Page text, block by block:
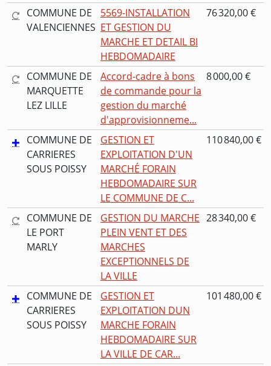
COMMUNE DE
VALENCIENNES
5569-INSTALLATION
ET GESTION DU
MARCHE ET DETAIL BI
HEBDOMADAIRE
76 320,00 €
COMMUNE DE
MARQUETTE
LEZ LILLE
Accord-cadre à bons
de commande pour la
gestion du marché
d'approvisionneme...
8 000,00 €
COMMUNE DE
CARRIERES
SOUS POISSY
GESTION ET
EXPLOITATION D'UN
MARCHÉ FORAIN
HEBDOMADAIRE SUR
LE COMMUNE DE C...
110 840,00 €
COMMUNE DE
LE PORT
MARLY
GESTION DU MARCHE
PLEIN VENT ET DES
MARCHES
EXCEPTIONNELS DE
LA VILLE
28 340,00 €
COMMUNE DE
CARRIERES
SOUS POISSY
GESTION ET
EXPLOITATION DUN
MARCHE FORAIN
HEBDOMADAIRE SUR
LA VILLE DE CAR...
101 480,00 €